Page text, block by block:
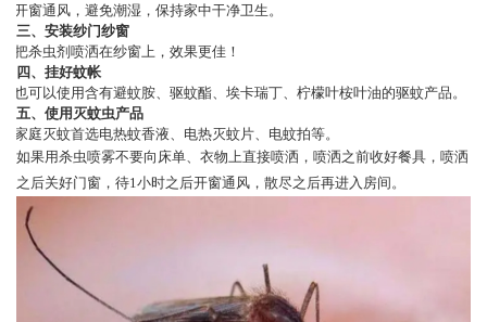
开窗通风，避免潮湿，保持家中干净卫生。
三、安装纱门纱窗
把杀虫剂喷洒在纱窗上，效果更佳！
四、挂好蚊帐
也可以使用含有避蚊胺、驱蚊酯、埃卡瑞丁、柠檬叶桉叶油的驱蚊产品。
五、使用灭蚊虫产品
家庭灭蚊首选电热蚊香液、电热灭蚊片、电蚊拍等。
如果用杀虫喷雾不要向床单、衣物上直接喷洒，喷洒之前收好餐具，喷洒
之后关好门窗，待1小时之后开窗通风，散尽之后再进入房间。